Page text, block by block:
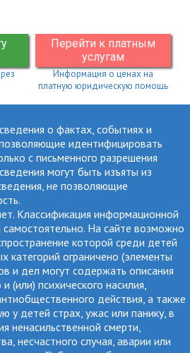
Перейти к платным
услугам
Информация о ценах на
платную юридическую помощь
о фактах, событиях и
идентифицировать
с письменного разрешения
могут быть изъяты из
не позволяющие
Классификация информационной
На сайте возможно
которой среди детей
категорий ограничено (элементы
и дел могут содержать описания
(или) психического насилия,
действия, а также
детей страх, ужас или панику, в
ненасильственной смерти,
несчастного случая, аварии или